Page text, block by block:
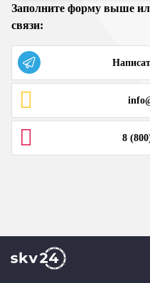
Заполните форму выше
связи:
8